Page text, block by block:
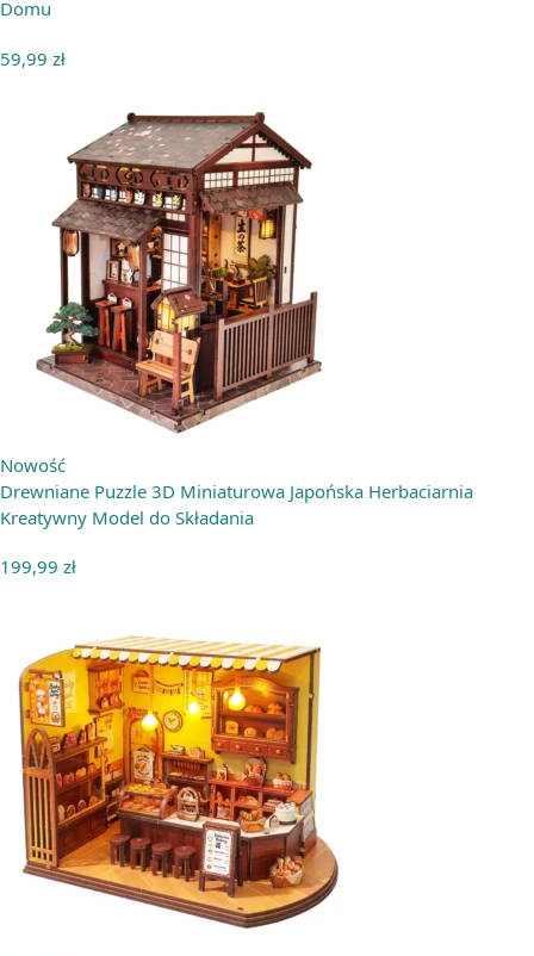
Domu
59,99 zł
Nowość
Drewniane Puzzle 3D Miniaturowa Japońska Herbaciarnia
Kreatywny Model do Składania
199,99 zł